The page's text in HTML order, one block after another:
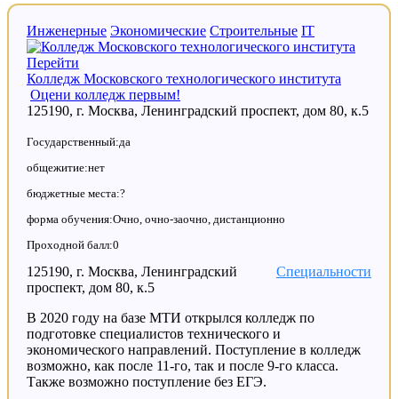
Инженерные Экономические Строительные IT
Перейти
Колледж Московского технологического института
Оцени колледж первым!
125190, г. Москва, Ленинградский проспект, дом 80, к.5
Государственный:да
общежитие:нет
бюджетные места:?
форма обучения:Очно, очно-заочно, дистанционно
Проходной балл:0
Специальности
125190, г. Москва, Ленинградский
проспект, дом 80, к.5
В 2020 году на базе МТИ открылся колледж по
подготовке специалистов технического и
экономического направлений. Поступление в колледж
возможно, как после 11-го, так и после 9-го класса.
Также возможно поступление без ЕГЭ.